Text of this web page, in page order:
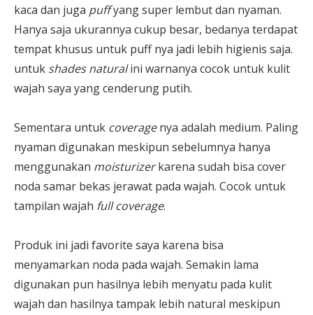
kaca dan juga puffyang super lembut dan nyaman.
Hanya saja ukurannya cukup besar, bedanya terdapat
tempat khusus untuk puff nya jadi lebih higienis saja.
untuk shades naturalini warnanya cocok untuk kulit
wajah saya yang cenderung putih.
Sementara untuk coveragenya adalah medium. Paling
nyaman digunakan meskipun sebelumnya hanya
menggunakan moisturizerkarena sudah bisa cover
noda samar bekas jerawat pada wajah. Cocok untuk
tampilan wajah full coverage.
Produk ini jadi favorite saya karena bisa
menyamarkan noda pada wajah. Semakin lama
digunakan pun hasilnya lebih menyatu pada kulit
wajah dan hasilnya tampak lebih natural meskipun